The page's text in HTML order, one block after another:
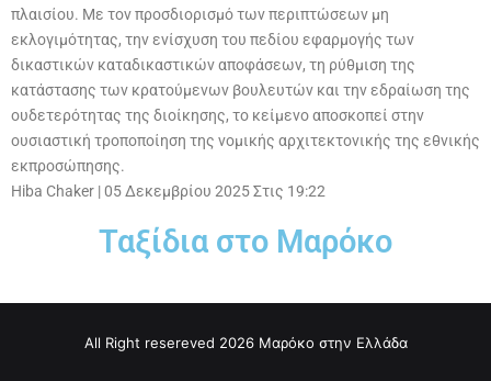
πλαισίου. Με τον προσδιορισμό των περιπτώσεων μη
εκλογιμότητας, την ενίσχυση του πεδίου εφαρμογής των
δικαστικών καταδικαστικών αποφάσεων, τη ρύθμιση της
κατάστασης των κρατούμενων βουλευτών και την εδραίωση της
ουδετερότητας της διοίκησης, το κείμενο αποσκοπεί στην
ουσιαστική τροποποίηση της νομικής αρχιτεκτονικής της εθνικής
εκπροσώπησης.
Hiba Chaker |05 Δεκεμβρίου 2025 Στις 19:22
Ταξίδια στο Μαρόκο
All Right resereved 2026 Μαρόκο στην Ελλάδα